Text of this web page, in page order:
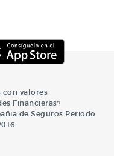
con valores
Financieras?
de Seguros Periodo